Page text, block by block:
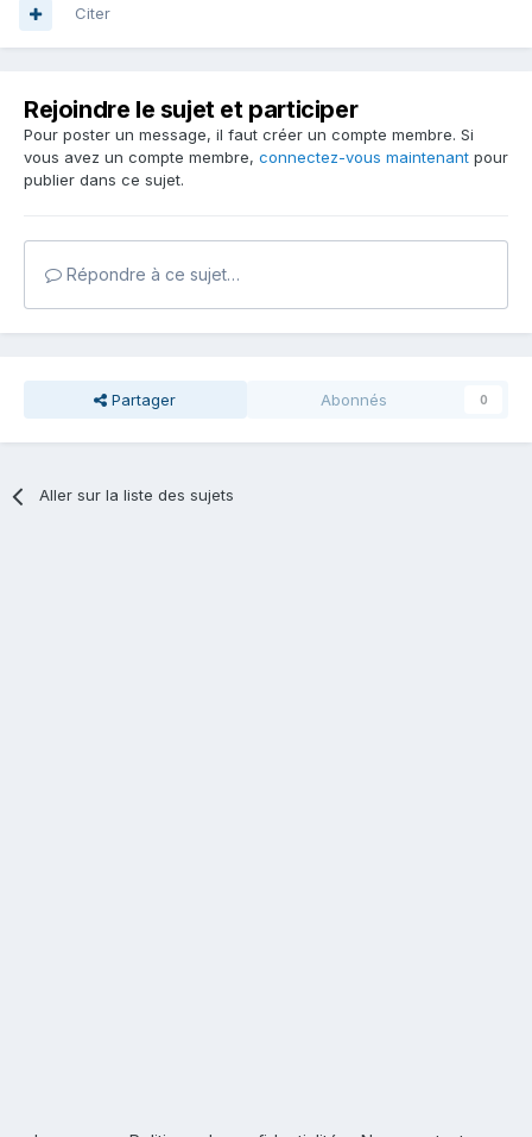
Citer
Rejoindre le sujet et participer
Pour poster un message, il faut créer un compte membre. Si
vous avez un compte membre, connectez-vous maintenant pour
publier dans ce sujet.
Répondre à ce sujet…
Partager Abonnés 0
Aller sur la liste des sujets